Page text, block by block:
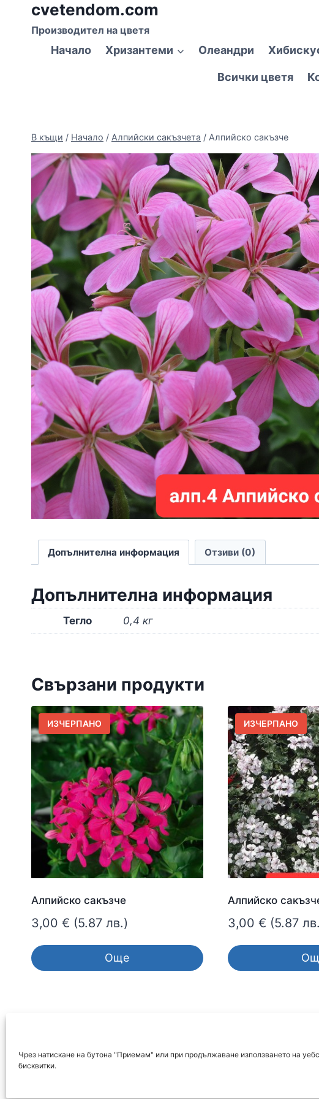
Чрез натискане на бутона "Приемам" или при продължаване използването на
бисквитки.
съдържанието
cvetendom.com
Производител на цветя
Начало Хризантеми Олеандри
Всички цветя
В къщи / Начало / Алпийски сакъзчета / Алпийско сакъзче
Допълнителна информация Отзиви (0)
Допълнителна информация
Тегло 0,4 кг
Свързани продукти
ИЗЧЕРПАНО
Алпийско сакъзче
3,00 € (5.87 лв.)
Още
ИЗЧЕРПАНО
Алпийско
3,00 € (5.87